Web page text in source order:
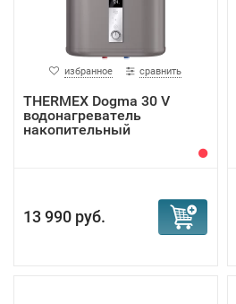
избранное сравнить
THERMEX Dogma 30 V
водонагреватель
накопительный
13 990 руб.